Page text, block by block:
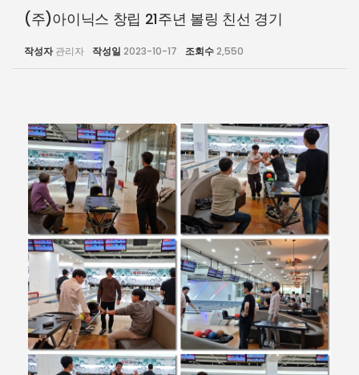
(주)아이닉스 창립 21주년 볼링 친선 경기
작성자 관리자 작성일 2023-10-17 조회수2,550